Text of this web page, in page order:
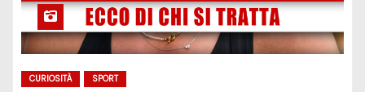
CURIOSITÀ SPORT